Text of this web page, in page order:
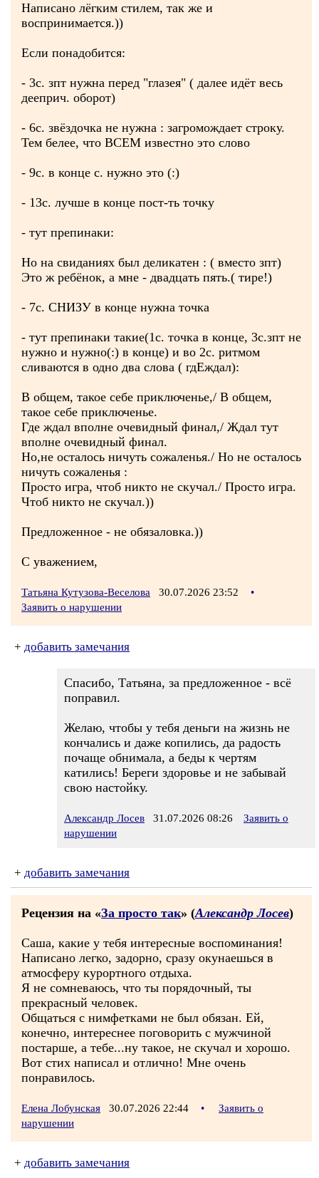
Написано лёгким стилем, так же и
воспринимается.))
Если понадобится:
- 3с. зпт нужна перед "глазея" ( далее идёт весь
дееприч. оборот)
- 6с. звёздочка не нужна : загромождает строку.
Тем белее, что ВСЕМ известно это слово
- 9с. в конце с. нужно это (:)
- 13с. лучше в конце пост-ть точку
- тут препинаки:
Но на свиданиях был деликатен : ( вместо зпт)
Это ж ребёнок, а мне - двадцать пять.( тире!)
- 7с. СНИЗУ в конце нужна точка
- тут препинаки такие(1с. точка в конце, 3с.зпт не
нужно и нужно(:) в конце) и во 2с. ритмом
сливаются в одно два слова ( гдЕждал):
В общем, такое себе приключенье,/ В общем,
такое себе приключенье.
Где ждал вполне очевидный финал,/ Ждал тут
вполне очевидный финал.
Но,не осталось ничуть сожаленья./ Но не осталось
ничуть сожаленья :
Просто игра, чтоб никто не скучал./ Просто игра.
Чтоб никто не скучал.))
Предложенное - не обязаловка.))
С уважением,
Татьяна Кутузова-Веселова 30.07.2026 23:52
•
Заявить о нарушении
+ добавить замечания
Спасибо, Татьяна, за предложенное - всё
поправил.
Желаю, чтобы у тебя деньги на жизнь не
кончались и даже копились, да радость
почаще обнимала, а беды к чертям
катились! Береги здоровье и не забывай
свою настойку.
Александр Лосев 31.07.2026 08:26
Заявить о
нарушении
+ добавить замечания
Рецензия на «За просто так» (Александр Лосев)
Саша, какие у тебя интересные воспоминания!
Написано легко, задорно, сразу окунаешься в
атмосферу курортного отдыха.
Я не сомневаюсь, что ты порядочный, ты
прекрасный человек.
Общаться с нимфетками не был обязан. Ей,
конечно, интереснее поговорить с мужчиной
постарше, а тебе...ну такое, не скучал и хорошо.
Вот стих написал и отлично! Мне очень
понравилось.
Елена Лобунская 30.07.2026 22:44 •
Заявить о
нарушении
+ добавить замечания